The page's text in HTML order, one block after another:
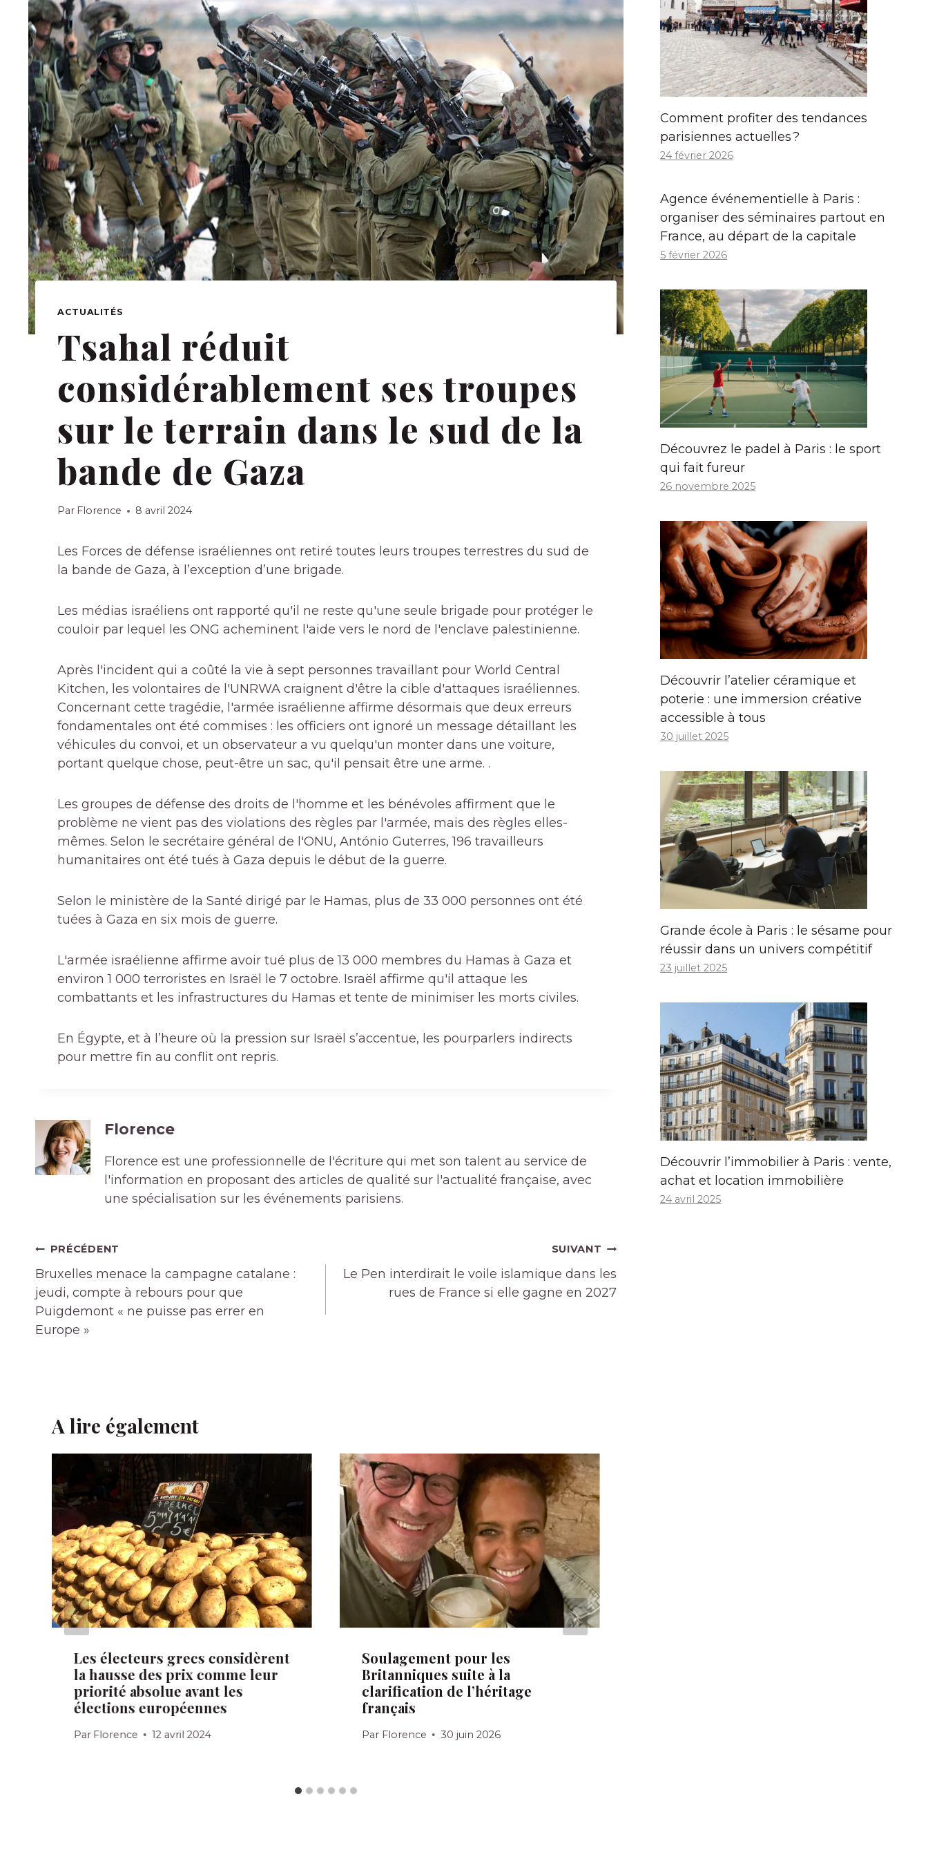
ACTUALITÉS
Tsahal réduit
considérablement ses troupes
sur le terrain dans le sud de la
bande de Gaza
Par Florence 8 avril 2024
Les Forces de défense israéliennes ont retiré toutes leurs troupes terrestres du sud de
la bande de Gaza, à l’exception d’une brigade.
Les médias israéliens ont rapporté qu'il ne reste qu'une seule brigade pour protéger le
couloir par lequel les ONG acheminent l'aide vers le nord de l'enclave palestinienne.
Après l'incident qui a coûté la vie à sept personnes travaillant pour World Central
Kitchen, les volontaires de l'UNRWA craignent d'être la cible d'attaques israéliennes.
Concernant cette tragédie, l'armée israélienne affirme désormais que deux erreurs
fondamentales ont été commises : les officiers ont ignoré un message détaillant les
véhicules du convoi, et un observateur a vu quelqu'un monter dans une voiture,
portant quelque chose, peut-être un sac, qu'il pensait être une arme. .
Les groupes de défense des droits de l'homme et les bénévoles affirment que le
problème ne vient pas des violations des règles par l'armée, mais des règles elles-
mêmes. Selon le secrétaire général de l'ONU, António Guterres, 196 travailleurs
humanitaires ont été tués à Gaza depuis le début de la guerre.
Selon le ministère de la Santé dirigé par le Hamas, plus de 33 000 personnes ont été
tuées à Gaza en six mois de guerre.
L'armée israélienne affirme avoir tué plus de 13 000 membres du Hamas à Gaza et
environ 1 000 terroristes en Israël le 7 octobre. Israël affirme qu'il attaque les
combattants et les infrastructures du Hamas et tente de minimiser les morts civiles.
En Égypte, et à l’heure où la pression sur Israël s’accentue, les pourparlers indirects
pour mettre fin au conflit ont repris.
Florence
Florence est une professionnelle de l'écriture qui met son talent au service de
l'information en proposant des articles de qualité sur l'actualité française, avec
une spécialisation sur les événements parisiens.
Navigation
de
l’article
PRÉCÉDENT
Bruxelles menace la campagne catalane :
jeudi, compte à rebours pour que
Puigdemont « ne puisse pas errer en
Europe »
SUIVANT
Le Pen interdirait le voile islamique dans les
rues de France si elle gagne en 2027
A lire également
Les électeurs grecs considèrent
la hausse des prix comme leur
priorité absolue avant les
élections européennes
Par Florence 12 avril 2024
Soulagement pour les
Britanniques suite à la
clarification de l’héritage
français
Par Florence 30 juin 2026
Comment profiter des tendances
parisiennes actuelles ?
24 février 2026
Agence événementielle à Paris :
organiser des séminaires partout en
France, au départ de la capitale
5 février 2026
Découvrez le padel à Paris : le sport
qui fait fureur
26 novembre 2025
Découvrir l’atelier céramique et
poterie : une immersion créative
accessible à tous
30 juillet 2025
Grande école à Paris : le sésame pour
réussir dans un univers compétitif
23 juillet 2025
Découvrir l’immobilier à Paris : vente,
achat et location immobilière
24 avril 2025